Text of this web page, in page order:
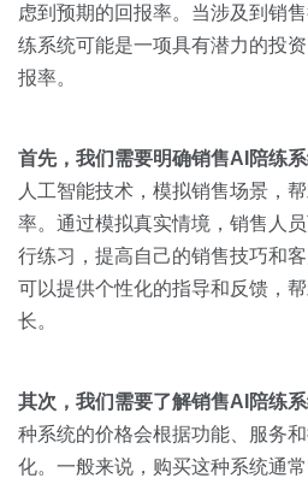
金融
销售管理
培训辅导
全部
销售会话智能
虑到预期的回报率。当涉及到销
练系统可能是一项具有潜力的投
报率。
首先，我们需要明确销售AI 陪练
人工智能技术，模拟销售场景，
率。通过模拟真实情境，销售人
行练习，提高自己的销售技巧和
可以提供个性化的指导和反馈，
长。
其次，我们需要了解销售AI 陪练
种系统的价格会根据功能、服务
化。一般来说，购买这种系统通